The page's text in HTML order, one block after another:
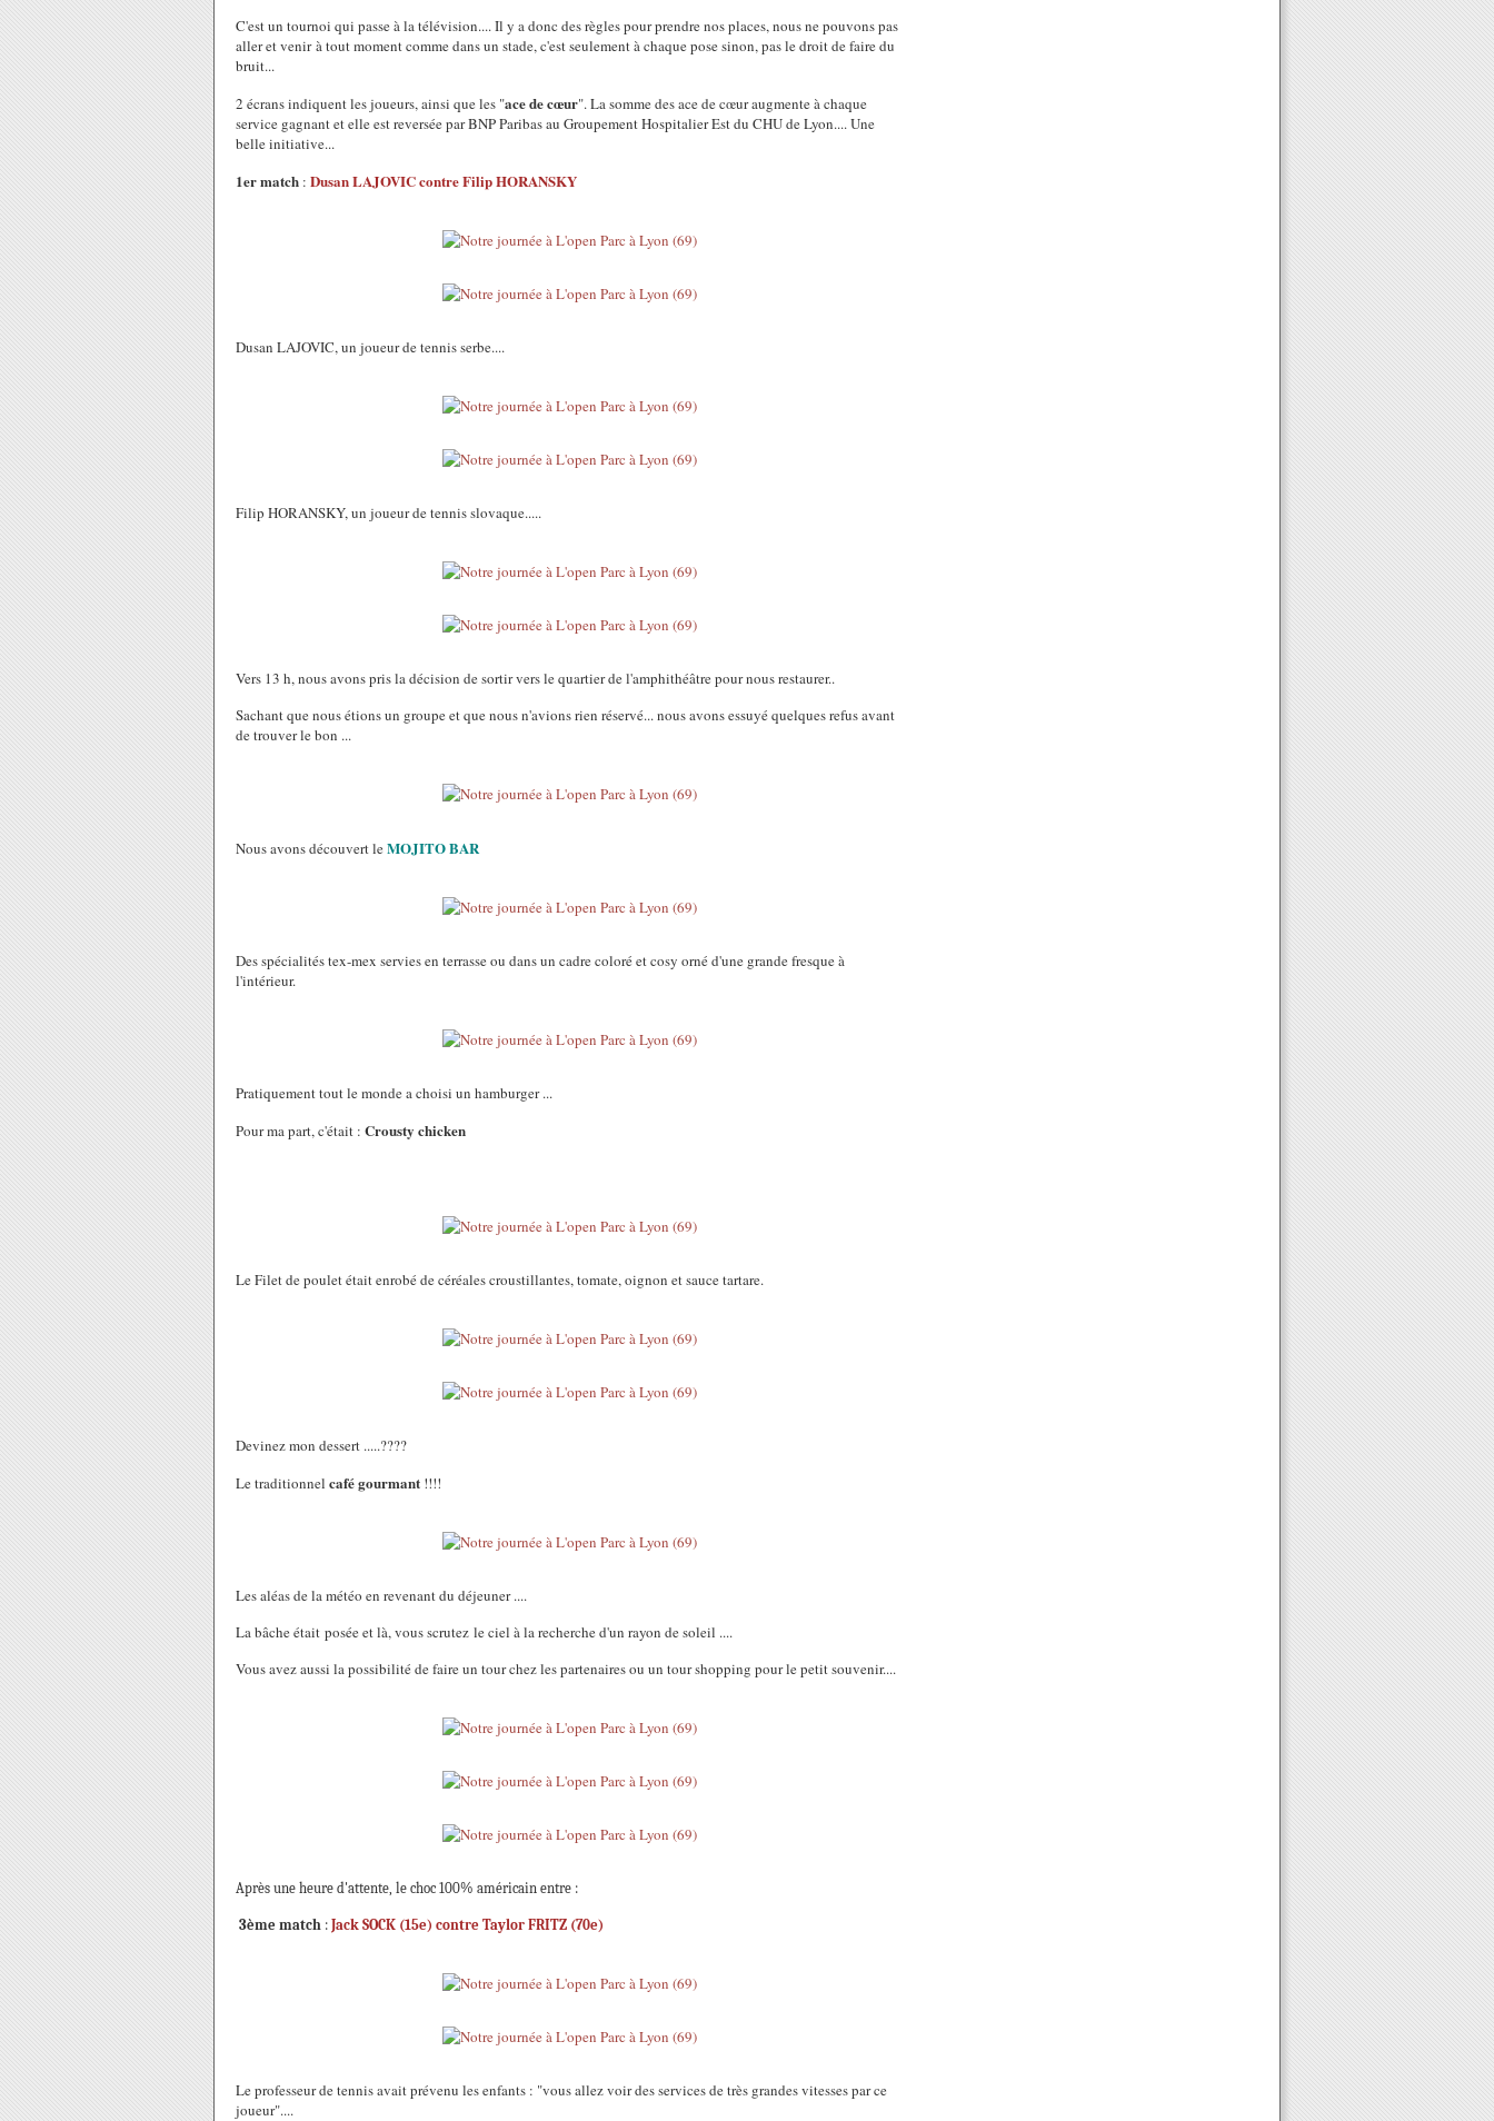
C'est un tournoi qui passe à la télévision.... Il y a donc des règles pour prendre nos places, nous ne pouvons pas
aller et venir à tout moment comme dans un stade, c'est seulement à chaque pose sinon, pas le droit de faire du
bruit...
2 écrans indiquent les joueurs, ainsi que les "ace de cœur". La somme des ace de cœur augmente à chaque
service gagnant et elle est reversée par BNP Paribas au Groupement Hospitalier Est du CHU de Lyon.... Une
belle initiative...
1er match : Dusan LAJOVIC contre Filip HORANSKY
Dusan LAJOVIC, un joueur de tennis serbe....
Filip HORANSKY, un joueur de tennis slovaque.....
Vers 13 h, nous avons pris la décision de sortir vers le quartier de l'amphithéâtre pour nous restaurer..
Sachant que nous étions un groupe et que nous n'avions rien réservé... nous avons essuyé quelques refus avant
de trouver le bon ...
Nous avons découvert leMOJITO BAR
Des spécialités tex-mex servies en terrasse ou dans un cadre coloré et cosy orné d'une grande fresque à
l'intérieur.
Pratiquement tout le monde a choisi un hamburger ...
Pour ma part, c'était : Crousty chicken
Le Filet de poulet était enrobé de céréales croustillantes, tomate, oignon et sauce tartare.
Devinez mon dessert .....????
Le traditionnel café gourmant !!!!
Les aléas de la météo en revenant du déjeuner ....
La bâche était posée et là, vous scrutez le ciel à la recherche d'un rayon de soleil ....
Vous avez aussi la possibilité de faire un tour chez les partenaires ou un tour shopping pour le petit souvenir....
Après une heure d'attente, le choc 100% américain entre :
3ème match : Jack SOCK (15e) contre Taylor FRITZ (70e)
Le professeur de tennis avait prévenu les enfants : "vous allez voir des services de très grandes vitesses par ce
joueur"....